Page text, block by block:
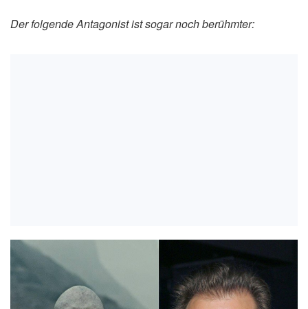
Der folgende Antagonist ist sogar noch berühmter: